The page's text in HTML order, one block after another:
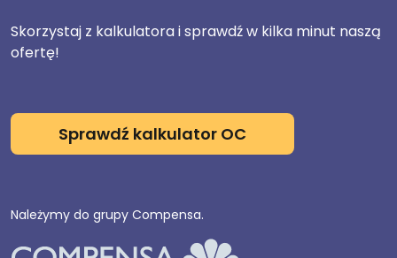
Skorzystaj z kalkulatora i sprawdź w kilka minut naszą
ofertę!
Sprawdź kalkulator OC
Należymy do grupy Compensa.